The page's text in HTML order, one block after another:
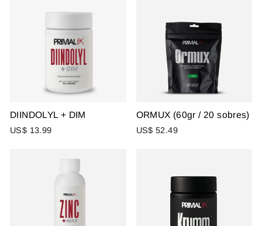
DIINDOLYL + DIM
US$ 13.99
ORMUX (60gr / 20 sobres)
US$ 52.49